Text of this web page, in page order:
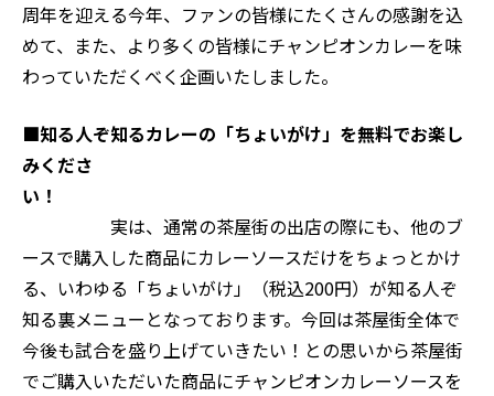
周年を迎える今年、ファンの皆様にたくさんの感謝を込
めて、また、より多くの皆様にチャンピオンカレーを味
わっていただくべく企画いたしました。
■知る人ぞ知るカレーの「ちょいがけ」を無料でお楽し
みくださ
い！
実は、通常の茶屋街の出店の際にも、他のブ
ースで購入した商品にカレーソースだけをちょっとかけ
る、いわゆる「ちょいがけ」（税込200円）が知る人ぞ
知る裏メニューとなっております。今回は茶屋街全体で
今後も試合を盛り上げていきたい！との思いから茶屋街
でご購入いただいた商品にチャンピオンカレーソースを